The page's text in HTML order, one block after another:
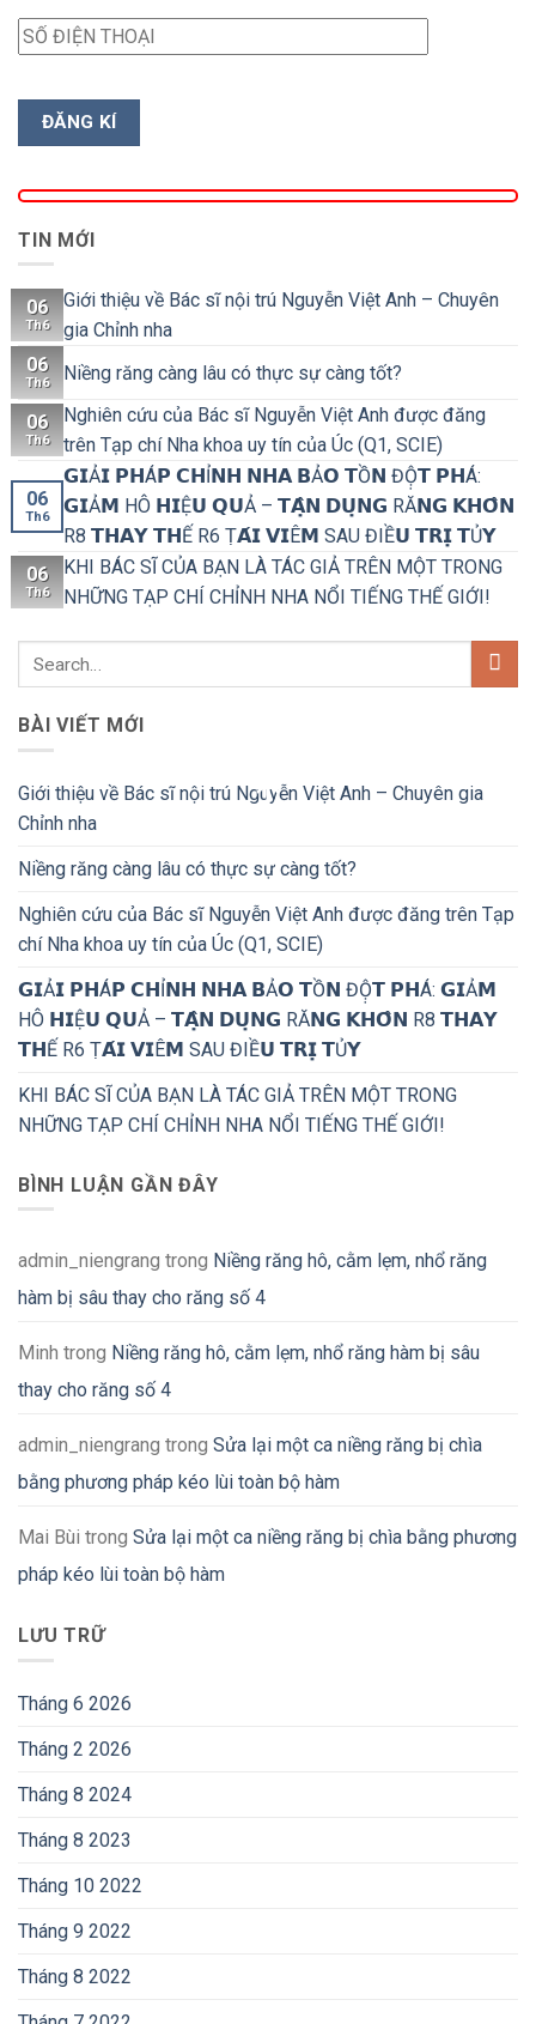
TIN MỚI
06
Th6
Giới thiệu về Bác sĩ nội trú Nguyễn Việt Anh – Chuyên
gia Chỉnh nha
06
Th6 Niềng răng càng lâu có thực sự càng tốt?
06
Th6
Nghiên cứu của Bác sĩ Nguyễn Việt Anh được đăng
trên Tạp chí Nha khoa uy tín của Úc (Q1, SCIE)
06
Th6
𝗚𝗜Ả𝗜 𝗣𝗛Á𝗣 𝗖𝗛Ỉ𝗡𝗛 𝗡𝗛𝗔 𝗕Ả𝗢 𝗧Ồ𝗡 ĐỘ̣𝗧 𝗣𝗛Á:
𝗚𝗜Ả𝗠 HÔ 𝗛𝗜Ệ𝗨 𝗤𝗨Ả – 𝗧𝗔̣̂𝗡 𝗗𝗨̣𝗡𝗚 RĂ𝗡𝗚 𝗞𝗛𝗢̂𝗡
R8 𝗧𝗛𝗔𝗬 𝗧𝗛Ế R6 Ṭ𝗔́𝗜 𝗩𝗜Ê𝗠 SAU ĐIỀ𝗨 𝗧𝗥𝗜̣ 𝗧Ủ𝗬
06
Th6
KHI BÁC SĨ CỦA BẠN LÀ TÁC GIẢ TRÊN MỘT TRONG
NHỮNG TẠP CHÍ CHỈNH NHA NỔI TIẾNG THẾ GIỚI!
BÀI VIẾT MỚI
Giới thiệu về Bác sĩ nội trú Nguyễn Việt Anh – Chuyên gia
Chỉnh nha
Niềng răng càng lâu có thực sự càng tốt?
Nghiên cứu của Bác sĩ Nguyễn Việt Anh được đăng trên Tạp
chí Nha khoa uy tín của Úc (Q1, SCIE)
𝗚𝗜Ả𝗜 𝗣𝗛Á𝗣 𝗖𝗛Ỉ𝗡𝗛 𝗡𝗛𝗔 𝗕Ả𝗢 𝗧Ồ𝗡 ĐỘ̣𝗧 𝗣𝗛Á: 𝗚𝗜Ả𝗠
HÔ 𝗛𝗜Ệ𝗨 𝗤𝗨Ả – 𝗧𝗔̣̂𝗡 𝗗𝗨̣𝗡𝗚 RĂ𝗡𝗚 𝗞𝗛𝗢̂𝗡 R8 𝗧𝗛𝗔𝗬
𝗧𝗛Ế R6 Ṭ𝗔́𝗜 𝗩𝗜Ê𝗠 SAU ĐIỀ𝗨 𝗧𝗥𝗜̣ 𝗧Ủ𝗬
KHI BÁC SĨ CỦA BẠN LÀ TÁC GIẢ TRÊN MỘT TRONG
NHỮNG TẠP CHÍ CHỈNH NHA NỔI TIẾNG THẾ GIỚI!
BÌNH LUẬN GẦN ĐÂY
admin_niengrang trong Niềng răng hô, cằm lẹm, nhổ răng
hàm bị sâu thay cho răng số 4
Minh trong Niềng răng hô, cằm lẹm, nhổ răng hàm bị sâu
thay cho răng số 4
admin_niengrang trong Sửa lại một ca niềng răng bị chìa
bằng phương pháp kéo lùi toàn bộ hàm
Mai Bùi trong Sửa lại một ca niềng răng bị chìa bằng phương
pháp kéo lùi toàn bộ hàm
LƯU TRỮ
Tháng 6 2026
Tháng 2 2026
Tháng 8 2024
Tháng 8 2023
Tháng 10 2022
Tháng 9 2022
Tháng 8 2022